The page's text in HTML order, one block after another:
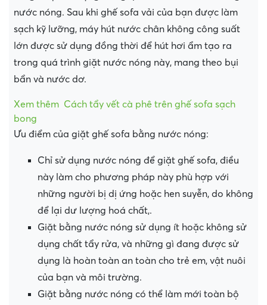
nước nóng. Sau khi ghế sofa vải của bạn được làm
sạch kỹ lưỡng, máy hút nước chân không công suất
lớn được sử dụng đồng thời để hút hơi ẩm tạo ra
trong quá trình giặt nước nóng này, mang theo bụi
bẩn và nước dơ.
Xem thêm Cách tẩy vết cà phê trên ghế sofa sạch
bong
Ưu điểm của giặt ghế sofa bằng nước nóng:
Chỉ sử dụng nước nóng để giặt ghế sofa, điều
này làm cho phương pháp này phù hợp với
những người bị dị ứng hoặc hen suyễn, do không
để lại dư lượng hoá chất,.
Giặt bằng nước nóng sử dụng ít hoặc không sử
dụng chất tẩy rửa, và những gì đang được sử
dụng là hoàn toàn an toàn cho trẻ em, vật nuôi
của bạn và môi trường.
Giặt bằng nước nóng có thể làm mới toàn bộ